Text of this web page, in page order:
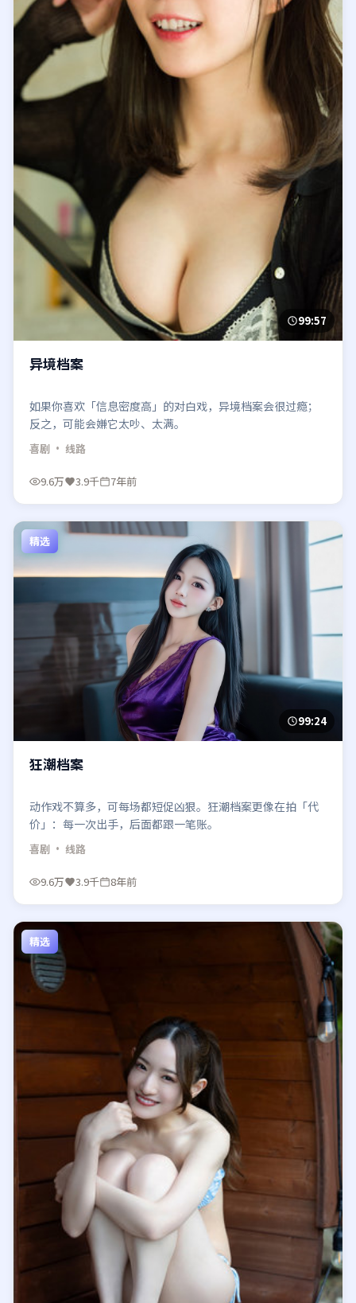
99:57
异境档案
如果你喜欢「信息密度高」的对白戏，异境档案会很过瘾；
反之，可能会嫌它太吵、太满。
喜剧 · 线路
9.6万 3.9千 7年前
精选
99:24
狂潮档案
动作戏不算多，可每场都短促凶狠。狂潮档案更像在拍「代
价」：每一次出手，后面都跟一笔账。
喜剧 · 线路
9.6万 3.9千 8年前
精选